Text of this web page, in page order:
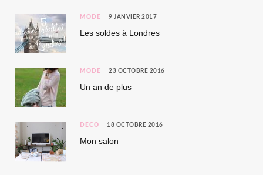
MODE 9 JANVIER 2017
Les soldes à Londres
MODE 23 OCTOBRE 2016
Un an de plus
DÉCO 18 OCTOBRE 2016
Mon salon